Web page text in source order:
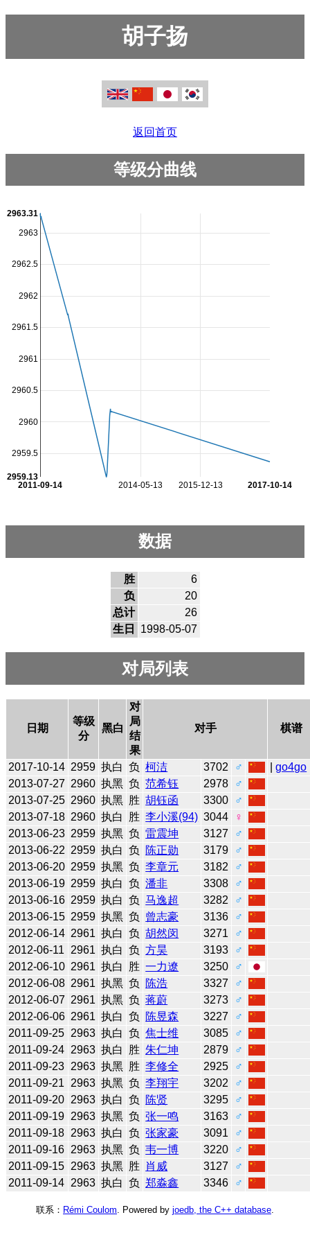
胡子扬
返回首页
等级分曲线
2014-05-13 2015-12-13
2011-09-14 2017-10-14
2959.5
2960
2960.5
2961
2961.5
2962
2962.5
2963
2959.13
2963.31
数据
胜
6
负
20
总计
26
生日
1998-05-07
对局列表
日期
等级
分
黑白
对
局
结
果
对手 棋谱
2017-10-14 2959 执白 负 柯洁 3702 ♂ |go4go
2013-07-27 2960 执黑 负 范希钰 2978
♂
2013-07-25 2960 执黑 胜 胡钰函 3300
♂
2013-07-18 2960 执白 胜 李小溪(94) 3044
♀
2013-06-23 2959 执黑 负 雷震坤 3127
♂
2013-06-22 2959 执白 负 陈正勋 3179
♂
2013-06-20 2959 执黑 负 李章元 3182
♂
2013-06-19 2959 执白 负 潘非 3308
♂
2013-06-16 2959 执白 负 马逸超 3282
♂
2013-06-15 2959 执黑 负 曾志豪 3136
♂
2012-06-14 2961 执白 负 胡然闵 3271
♂
2012-06-11
2961 执白 负 方昊 3193
♂
2012-06-10 2961 执白 胜 一力遼 3250
♂
2012-06-08 2961 执黑 负 陈浩 3327
♂
2012-06-07 2961 执黑 负 蒋蔚 3273
♂
2012-06-06 2961 执白 负 陈昱森 3227
♂
2011-09-25 2963 执白 负 焦士维 3085
♂
2011-09-24 2963 执白 胜 朱仁坤 2879
♂
2011-09-23 2963 执黑 胜 李修全 2925
♂
2011-09-21
2963 执黑 负 李翔宇 3202
♂
2011-09-20 2963 执白 负 陈贤 3295
♂
2011-09-19 2963 执黑 负 张一鸣 3163
♂
2011-09-18 2963 执白 负 张家豪 3091
♂
2011-09-16 2963 执黑 负 韦一博 3220
♂
2011-09-15 2963 执黑 胜 肖威 3127
♂
2011-09-14 2963 执白 负 郑淼鑫 3346 ♂
联系： Rémi Coulom . Powered by joedb, the C++ database